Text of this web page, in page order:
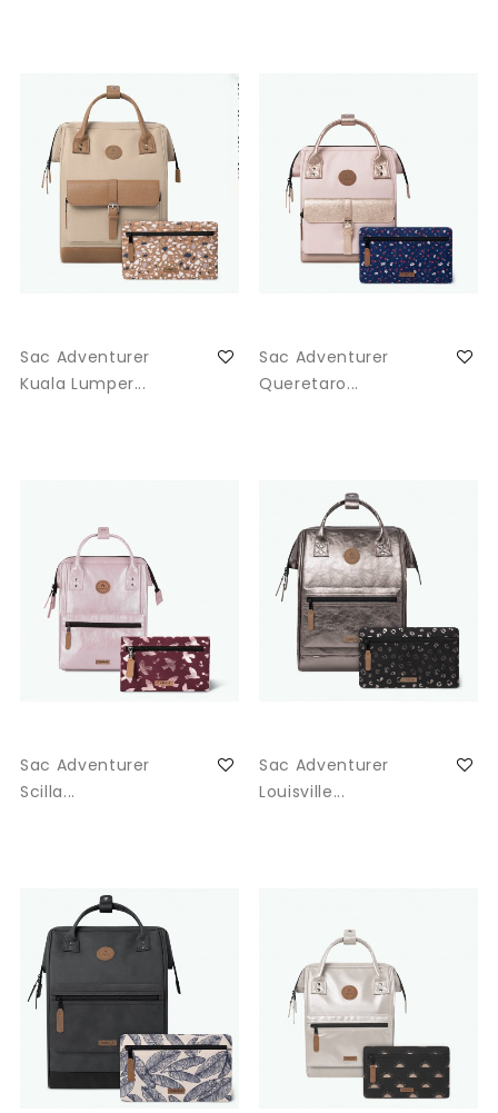
Sac Adventurer
Kuala Lumper...
Sac Adventurer
Queretaro...
Sac Adventurer
Scilla...
Sac Adventurer
Louisville...